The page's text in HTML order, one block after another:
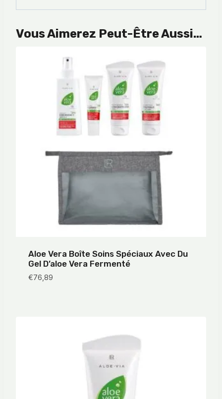
Vous Aimerez Peut-Être Aussi…
Aloe Vera Boîte Soins Spéciaux Avec Du
Gel D’aloe Vera Fermenté
€76,89